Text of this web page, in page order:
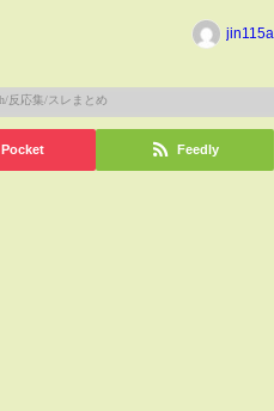
jin115a
Pocket Feedly